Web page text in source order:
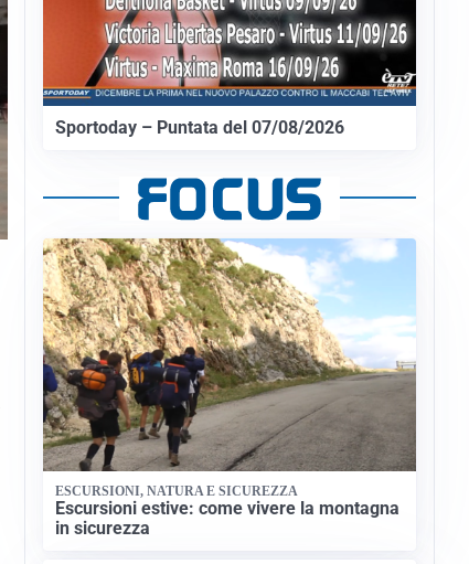
Sportoday – Puntata del 07/08/2026
ESCURSIONI, NATURA E SICUREZZA
Escursioni estive: come vivere la montagna
in sicurezza